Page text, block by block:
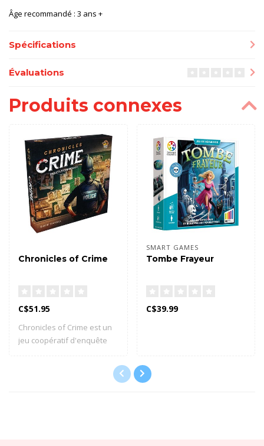
Âge recommandé : 3 ans +
Spécifications
Évaluations
Produits connexes
Chronicles of Crime
C$51.95
Chronicles of Crime est un
jeu coopératif d'enquête
SMART GAMES
Tombe Frayeur
C$39.99